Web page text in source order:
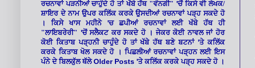
ਰਚਨਾਵਾਂ ਪੜਨੀਆਂ ਚਾਹੁੰਦੇ ਹੋ ਤਾਂ ਖੱਬੇ ਹੱਥ "ਵੰਨਗੀ" 'ਚੋਂ ਕਿਸੇ ਵੀ ਲੇਖਕ/
ਸ਼ਾਇਰ ਦੇ ਨਾਮ ਉਪਰ ਕਲਿੱਕ ਕਰਕੇ ਉਸਦੀਆਂ ਰਚਨਾਵਾਂ ਪੜ੍ਹ ਸਕਦੇ ਹੋ
। ਕਿਸੇ ਖਾਸ ਮਹੀਨੇ 'ਚ ਛਪੀਆਂ ਰਚਨਾਵਾਂ ਲਈ ਖੱਬੇ ਹੱਥ ਹੀ
"ਲਾਇਬਰੇਰੀ" 'ਚੋਂ ਸਲੈਕਟ ਕਰ ਸਕਦੇ ਹੋ । ਜੇਕਰ ਕੋਈ ਨਾਵਲ ਜਾਂ ਹੋਰ
ਕੋਈ ਕਿਤਾਬ ਪੜ੍ਹਨੀ ਚਾਹੁੰਦੇ ਹੋ ਤਾਂ ਖੱਬੇ ਹੱਥ ਬਣੇ ਬਟਨਾਂ'ਤੇ ਕਲਿੱਕ
ਕਰਕੇ ਕਿਤਾਬ ਖੋਲ ਸਕਦੇ ਹੋ । ਪਿਛਲੀਆਂ ਰਚਨਾਵਾਂ ਪੜ੍ਹਨ ਲਈ ਇਸ
ਪੰਨੇ ਦੇ ਬਿਲਕੁੱਲ ਥੱਲੇOlder Posts 'ਤੇ ਕਲਿੱਕ ਕਰਕੇ ਪੜ੍ਹ ਸਕਦੇ ਹੋ ।